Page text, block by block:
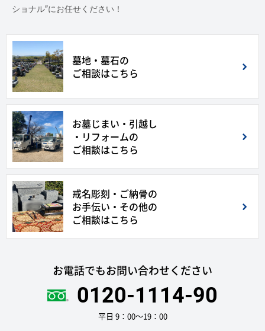
ショナル”にお任せください！
墓地・墓石の
ご相談はこちら
お墓じまい・引越し
・リフォームの
ご相談はこちら
戒名彫刻・ご納骨の
お手伝い・その他の
ご相談はこちら
お電話でもお問い合わせください
0120-1114-90
平日 9：00〜19：00